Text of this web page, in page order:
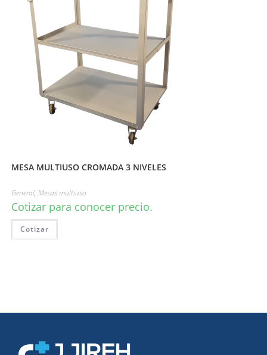
MESA MULTIUSO CROMADA 3 NIVELES
General, Mesas multiuso
Cotizar para conocer precio.
Cotizar